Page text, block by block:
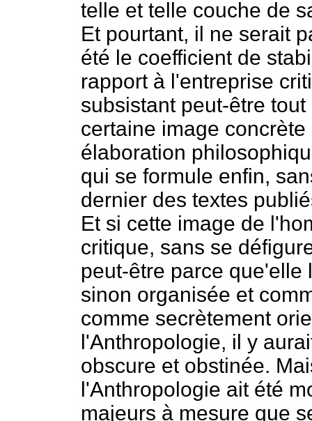
telle et telle couche de
Et pourtant, il ne serait
été le coefficient de
rapport à l'entreprise
subsistant peut-être
certaine image
élaboration
qui se formule enfin,
dernier des textes
Et si cette image de
critique, sans se
peut-être parce
sinon organisée et
comme secrètement
l'Anthropologie, il y
obscure et obstinée.
l'Anthropologie ait été
majeurs à mesure que